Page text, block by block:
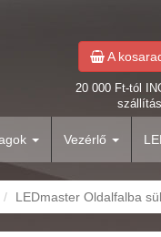
A
20 000 Ft-tól
Vezérlő
LEDmaster Oldalfalba